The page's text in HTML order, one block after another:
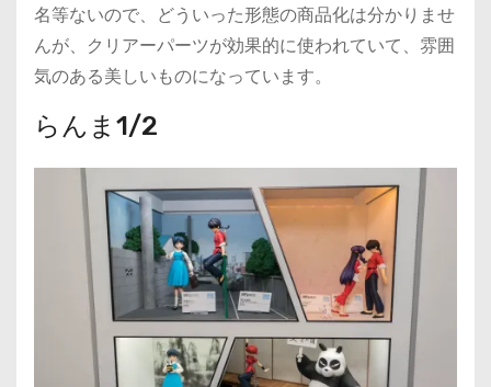
名等ないので、どういった形態の商品化は分かりませ
んが、クリアーパーツが効果的に使われていて、雰囲
気のある美しいものになっています。
らんま1/2